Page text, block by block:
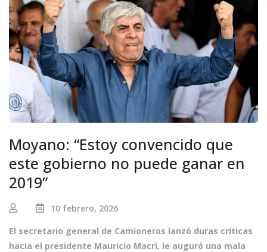
Moyano: “Estoy convencido que
este gobierno no puede ganar en
2019”
10 febrero, 2026
El secretario general de Camioneros lanzó duras críticas
hacia el presidente Mauricio Macri, le auguró una mala